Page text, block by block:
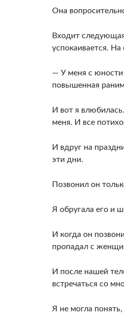
Она
Входит
успокаивается.
— У меня с
повышенная
И вот я
меня. И все
И вдруг на
эти дни.
Позвонил он
Я обругала его и
И когда он
пропадал с
И после нашей
встречаться со
Я не могла